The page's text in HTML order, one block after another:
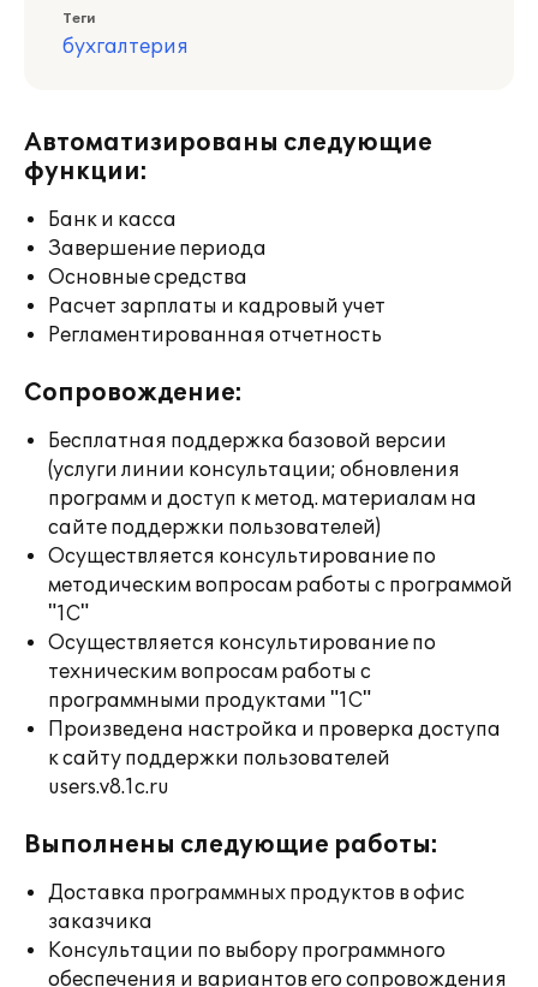
Теги
бухгалтерия
Автоматизированы следующие
функции:
Банк и касса
Завершение периода
Основные средства
Расчет зарплаты и кадровый учет
Регламентированная отчетность
Сопровождение:
Бесплатная поддержка базовой версии
(услуги линии консультации; обновления
программ и доступ к метод. материалам на
сайте поддержки пользователей)
Осуществляется консультирование по
методическим вопросам работы с программой
"1С"
Осуществляется консультирование по
техническим вопросам работы с
программными продуктами "1С"
Произведена настройка и проверка доступа
к сайту поддержки пользователей
users.v8.1c.ru
Выполнены следующие работы:
Доставка программных продуктов в офис
заказчика
Консультации по выбору программного
обеспечения и вариантов его сопровождения